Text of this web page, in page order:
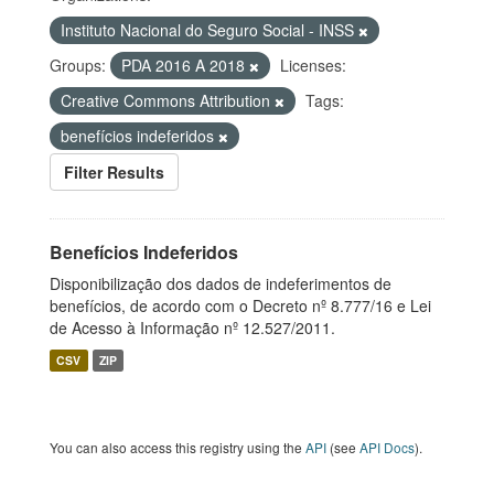
Instituto Nacional do Seguro Social - INSS
Groups:
PDA 2016 A 2018
Licenses:
Creative Commons Attribution
Tags:
benefícios indeferidos
Filter Results
Benefícios Indeferidos
Disponibilização dos dados de indeferimentos de
benefícios, de acordo com o Decreto nº 8.777/16 e Lei
de Acesso à Informação nº 12.527/2011.
CSV ZIP
You can also access this registry using the API (see API Docs).